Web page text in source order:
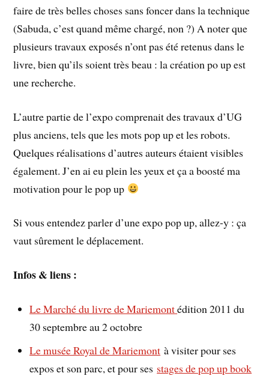
faire de très belles choses sans foncer dans la technique
(Sabuda, c’est quand même chargé, non ?) A noter que
plusieurs travaux exposés n’ont pas été retenus dans le
livre, bien qu’ils soient très beau : la création po up est
une recherche.
L’autre partie de l’expo comprenait des travaux d’UG
plus anciens, tels que les mots pop up et les robots.
Quelques réalisations d’autres auteurs étaient visibles
également. J’en ai eu plein les yeux et ça a boosté ma
motivation pour le pop up
Si vous entendez parler d’une expo pop up, allez-y : ça
vaut sûrement le déplacement.
Infos & liens :
Le Marché du livre de Mariemontédition 2011 du
30 septembre au 2 octobre
Le musée Royal de Mariemont à visiter pour ses
expos et son parc, et pour ses stages de pop up book